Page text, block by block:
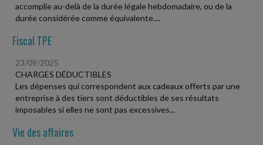
accomplie au-delà de la durée légale hebdomadaire, ou de la
durée considérée comme équivalente....
Fiscal TPE
23/09/2025
CHARGES DÉDUCTIBLES
Les dépenses qui correspondent aux cadeaux offerts par une
entreprise à des tiers sont déductibles de ses résultats
imposables si elles ne sont pas excessives...
Vie des affaires